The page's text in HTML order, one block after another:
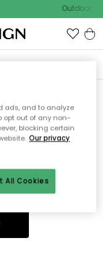
Outdoor
nicht
weiter navigieren.
ads, and to analyze
opt out of any non-
blocking certain
Our privacy
All Cookies